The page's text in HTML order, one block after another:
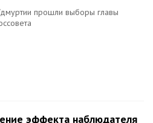
прошли выборы главы
эффекта наблюдателя